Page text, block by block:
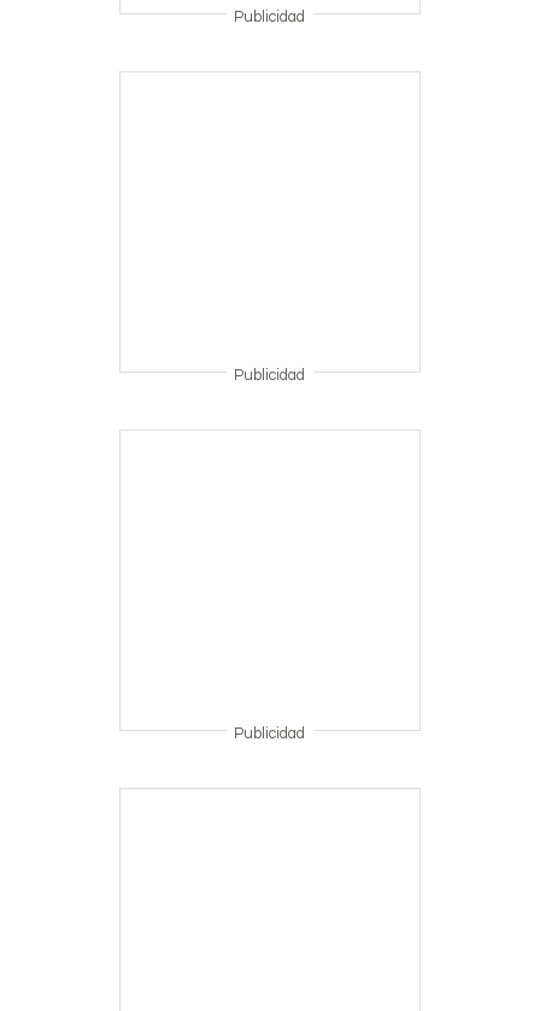
Publicidad
Publicidad
Publicidad